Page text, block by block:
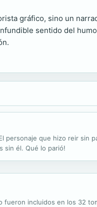
gráfico, sino un
sentido del
personaje que hizo reir
sin él. Qué lo parió!
incluidos en los 32